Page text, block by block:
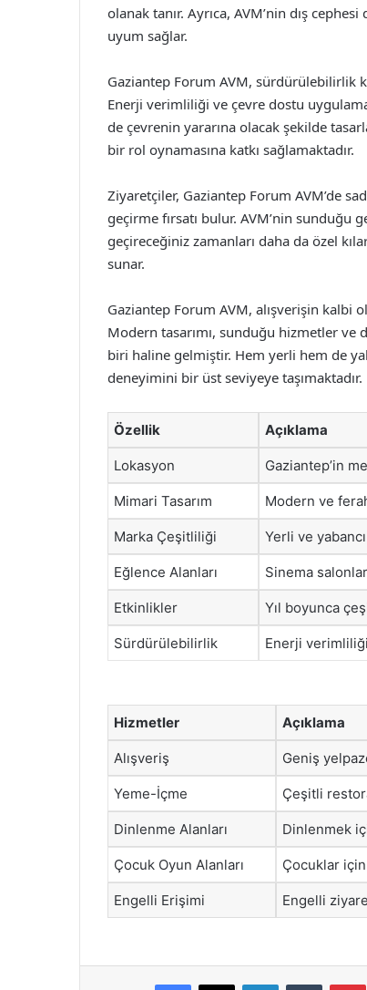
olanak tanır. Ayrıca, AVM’nin dış
uyum sağlar.
Gaziantep Forum AVM, sürdürülebilirlik
Enerji verimliliği ve çevre dostu
de çevrenin yararına olacak şekilde
bir rol oynamasına katkı sağlamaktadır.
Ziyaretçiler, Gaziantep Forum AVM’de
geçirme fırsatı bulur. AVM’nin sunduğu
geçireceğiniz zamanları daha da özel
sunar.
Gaziantep Forum AVM, alışverişin kalbi
Modern tasarımı, sunduğu hizmetler ve
biri haline gelmiştir. Hem yerli hem de
deneyimini bir üst seviyeye taşımaktadır.
Özellik Açıklama
Lokasyon Gaziantep’in
Mimari Tasarım Modern ve
Marka Çeşitliliği Yerli ve
Eğlence Alanları Sinema
Etkinlikler Yıl boyunca
Sürdürülebilirlik Enerji
Hizmetler Açıklama
Alışveriş Geniş
Yeme-İçme Çeşitli
Dinlenme Alanları Dinlenmek
Çocuk Oyun Alanları Çocuklar
Engelli Erişimi Engelli
Facebook
X LinkedInTumblr